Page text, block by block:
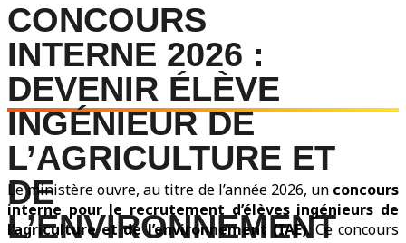
CONCOURS
INTERNE 2026 :
DEVENIR ÉLÈVE
INGÉNIEUR DE
L’AGRICULTURE ET
DE
L’ENVIRONNEMENT
Le ministère ouvre, au titre de l’année 2026, un concours
interne pour le recrutement d’élèves ingénieurs de
l’agriculture et de l’environnement (IAE). Ce concours